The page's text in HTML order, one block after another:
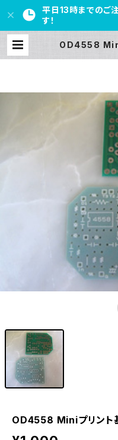
平日13時までのご
す！
OD4558
OD4558 Miniプリント